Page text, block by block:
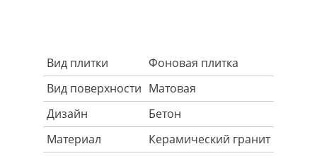
Вид плитки
Фоновая плитка
Вид поверхности Матовая
Дизайн
Бетон
Материал
Керамический гранит